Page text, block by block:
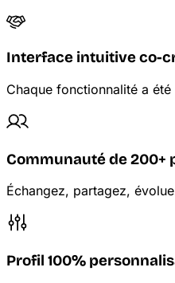
Interface intuitive co-
Chaque fonctionnalité a
Communauté de 200+
Échangez, partagez,
Profil 100%